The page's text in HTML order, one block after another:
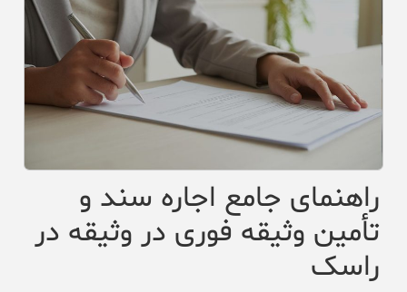
راهنمای جامع اجاره سند و
تأمین وثیقه فوری در وثیقه در
راسک